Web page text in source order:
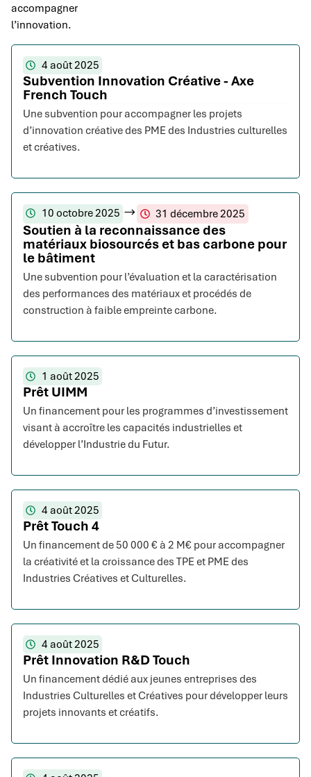
accompagner
l’innovation.
4 août 2025
Subvention Innovation Créative - Axe
French Touch
Une subvention pour accompagner les projets
d’innovation créative des PME des Industries culturelles
et créatives.
10 octobre 2025 31 décembre 2025
Soutien à la reconnaissance des
matériaux biosourcés et bas carbone pour
le bâtiment
Une subvention pour l’évaluation et la caractérisation
des performances des matériaux et procédés de
construction à faible empreinte carbone.
1 août 2025
Prêt UIMM
Un financement pour les programmes d’investissement
visant à accroître les capacités industrielles et
développer l’Industrie du Futur.
4 août 2025
Prêt Touch 4
Un financement de 50 000 € à 2 M€ pour accompagner
la créativité et la croissance des TPE et PME des
Industries Créatives et Culturelles.
4 août 2025
Prêt Innovation R&D Touch
Un financement dédié aux jeunes entreprises des
Industries Culturelles et Créatives pour développer leurs
projets innovants et créatifs.